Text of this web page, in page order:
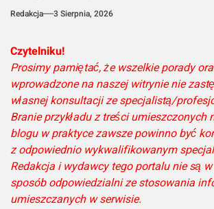
Redakcja 3 Sierpnia, 2026
Czytelniku!
Prosimy pamiętać, że wszelkie porady
wprowadzone na naszej witrynie nie
własnej konsultacji ze specjalistą/
Branie przykładu z treści umieszczonych
blogu w praktyce zawsze powinno być
z odpowiednio wykwalifikowanym
Redakcja i wydawcy tego portalu nie są
sposób odpowiedzialni ze stosowania
umieszczanych w serwisie.